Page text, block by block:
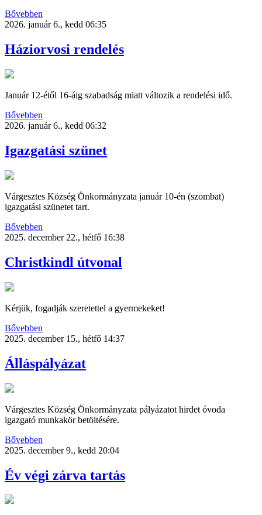
Bővebben
2026. január 6., kedd 06:35
Háziorvosi rendelés
Január 12-étől 16-áig szabadság miatt változik a rendelési idő.
Bővebben
2026. január 6., kedd 06:32
Igazgatási szünet
Várgesztes Község Önkormányzata január 10-én (szombat)
igazgatási szünetet tart.
Bővebben
2025. december 22., hétfő 16:38
Christkindl útvonal
Kérjük, fogadják szeretettel a gyermekeket!
Bővebben
2025. december 15., hétfő 14:37
Álláspályázat
Várgesztes Község Önkormányzata pályázatot hirdet óvoda
igazgató munkakör betöltésére.
Bővebben
2025. december 9., kedd 20:04
Év végi zárva tartás